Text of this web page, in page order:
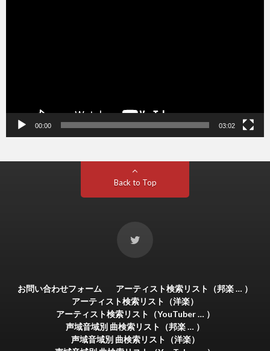
00:00 03:02
Back to Top
お問い合わせフォーム
アーティスト検索リスト（邦楽 … ）
アーティスト検索リスト（洋楽）
アーティスト検索リスト（YouTuber … ）
声域音域別 曲検索リスト（邦楽 … ）
声域音域別 曲検索リスト（洋楽）